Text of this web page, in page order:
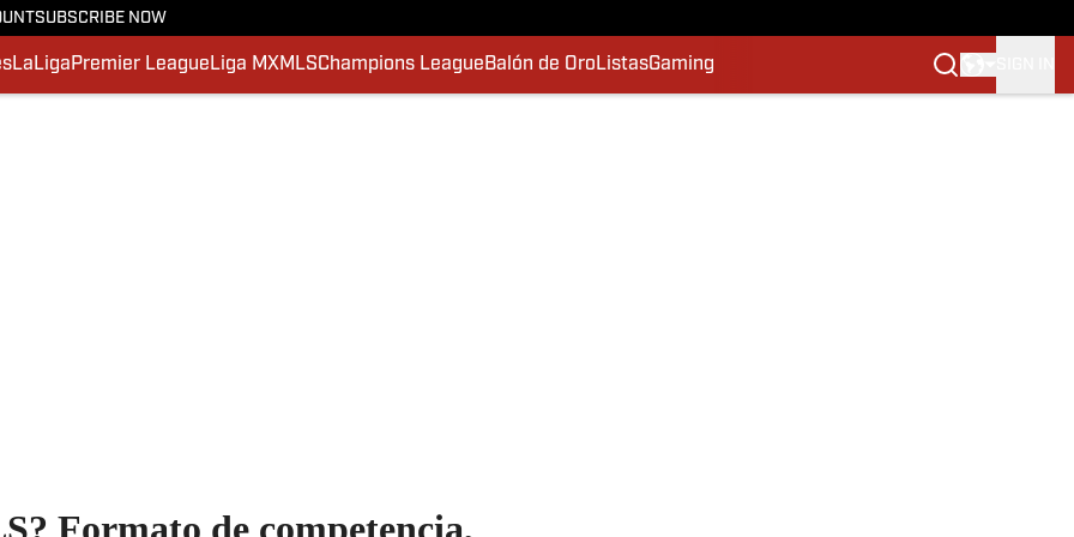
SUBSCRIBE NOW
LaLiga Premier League Liga MXMLSChampions League Balón de Oro ListasGaming